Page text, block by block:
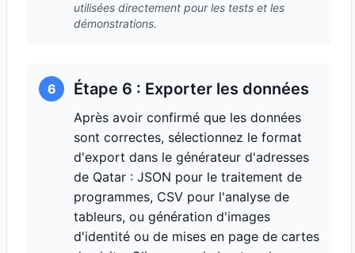
utilisées directement pour les tests et les
démonstrations.
6 Étape 6 : Exporter les données
Après avoir confirmé que les données
sont correctes, sélectionnez le format
d'export dans le générateur d'adresses
de Qatar : JSON pour le traitement de
programmes, CSV pour l'analyse de
tableurs, ou génération d'images
d'identité ou de mises en page de cartes